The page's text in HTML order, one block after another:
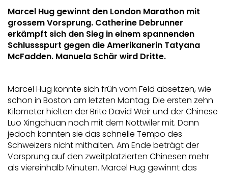
Marcel Hug gewinnt den London Marathon mit
grossem Vorsprung. Catherine Debrunner
erkämpft sich den Sieg in einem spannenden
Schlussspurt gegen die Amerikanerin Tatyana
McFadden. Manuela Schär wird Dritte.
Marcel Hug konnte sich früh vom Feld absetzen, wie
schon in Boston am letzten Montag. Die ersten zehn
Kilometer hielten der Brite David Weir und der Chinese
Luo Xingchuan noch mit dem Nottwiler mit. Dann
jedoch konnten sie das schnelle Tempo des
Schweizers nicht mithalten. Am Ende beträgt der
Vorsprung auf den zweitplatzierten Chinesen mehr
als viereinhalb Minuten. Marcel Hug gewinnt das